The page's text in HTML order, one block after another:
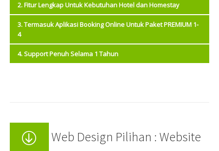
2. Fitur Lengkap Untuk Kebutuhan Hotel dan Homestay
Fitur Lengkap
Untuk
Kebutuhan
3. Termasuk Aplikasi Booking Online Untuk Paket PREMIUM 1-
4
Termasuk
Untuk paket PREMIUM 3 dan 4 sudah termasuk aplikasi
mobile (android ) dan upload ke Playstore.
4. Support Penuh Selama 1 Tahun
termasuk
maintenance website jika terjadi kerusakan atau hack
Web Design Pilihan : Website